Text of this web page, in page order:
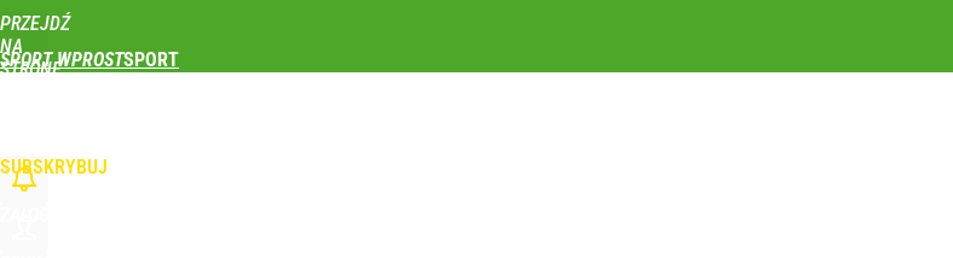
PRZEJDŹ
NA
STRONĘ
SPORT WPROST
SUBSKRYBUJ